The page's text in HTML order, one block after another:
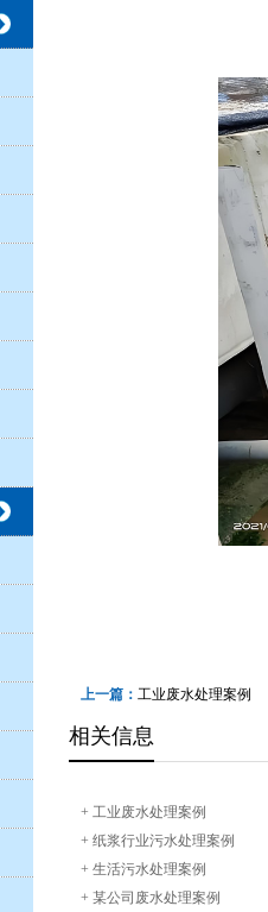
上一篇： 工业废水处理案例
相关信息
+ 工业废水处理案例
+ 纸浆行业污水处理案例
+ 生活污水处理案例
+ 某公司废水处理案例